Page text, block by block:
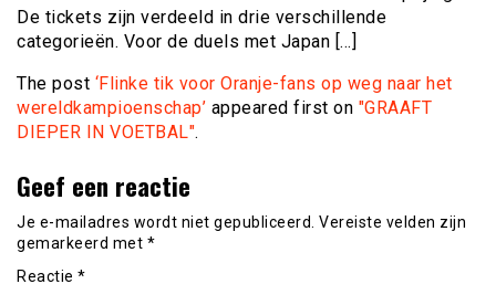
De tickets zijn verdeeld in drie verschillende
categorieën. Voor de duels met Japan […]
The post ‘Flinke tik voor Oranje-fans op weg naar het
wereldkampioenschap’ appeared first on "GRAAFT
DIEPER IN VOETBAL".
Geef een reactie
Je e-mailadres wordt niet gepubliceerd. Vereiste velden zijn
gemarkeerd met *
Reactie *